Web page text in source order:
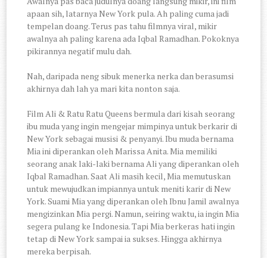
apaan sih, latarnya New York pula. Ah paling cuma jadi
tempelan doang. Terus pas tahu filmnya viral, mikir
awalnya ah paling karena ada Iqbal Ramadhan. Pokoknya
pikirannya negatif mulu dah.
Nah, daripada neng sibuk menerka nerka dan berasumsi
akhirnya dah lah ya mari kita nonton saja.
Film Ali & Ratu Ratu Queens bermula dari kisah seorang
ibu muda yang ingin mengejar mimpinya untuk berkarir di
New York sebagai musisi & penyanyi. Ibu muda bernama
Mia ini diperankan oleh Marissa Anita. Mia memiliki
seorang anak laki-laki bernama Ali yang diperankan oleh
Iqbal Ramadhan. Saat Ali masih kecil, Mia memutuskan
untuk mewujudkan impiannya untuk meniti karir di New
York. Suami Mia yang diperankan oleh Ibnu Jamil awalnya
mengizinkan Mia pergi. Namun, seiring waktu, ia ingin Mia
segera pulang ke Indonesia. Tapi Mia berkeras hati ingin
tetap di New York sampai ia sukses. Hingga akhirnya
mereka berpisah.